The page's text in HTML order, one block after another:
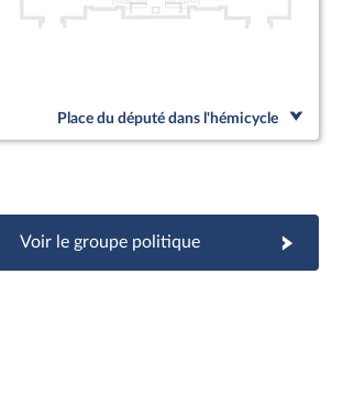
Place du député dans l'hémicycle
Voir le groupe politique